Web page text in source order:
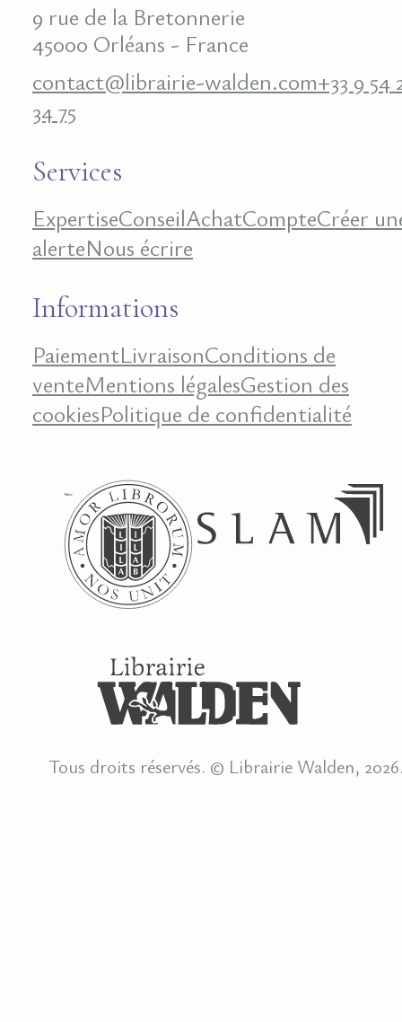
9 rue de la Bretonnerie
45000 Orléans - France
contact@librairie-walden.com+33 9 54
34 75
Services
ExpertiseConseilAchatCompteCréer
alerteNous écrire
Informations
PaiementLivraisonConditions de
venteMentions légalesGestion des
cookiesPolitique de confidentialité
Tous droits réservés. © Librairie Walden,